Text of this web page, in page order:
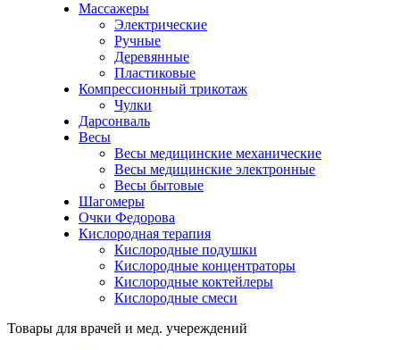
Массажеры
Электрические
Ручные
Деревянные
Пластиковые
Компрессионный трикотаж
Чулки
Дарсонваль
Весы
Весы медицинские механические
Весы медицинские электронные
Весы бытовые
Шагомеры
Очки Федорова
Кислородная терапия
Кислородные подушки
Кислородные концентраторы
Кислородные коктейлеры
Кислородные смеси
Товары для врачей и мед. учереждений